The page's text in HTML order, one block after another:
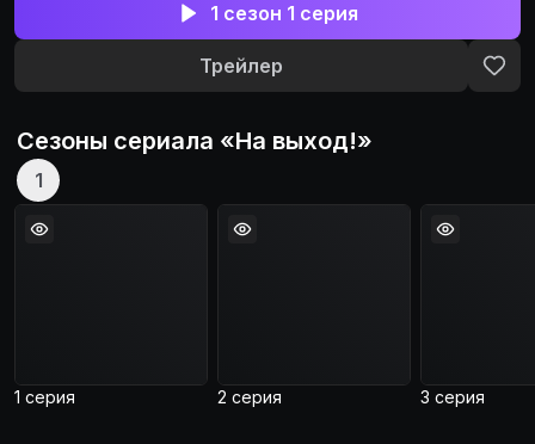
1 сезон 1 серия
Трейлер
Сезоны сериала «На выход!»
1
1 серия 2 серия 3 серия